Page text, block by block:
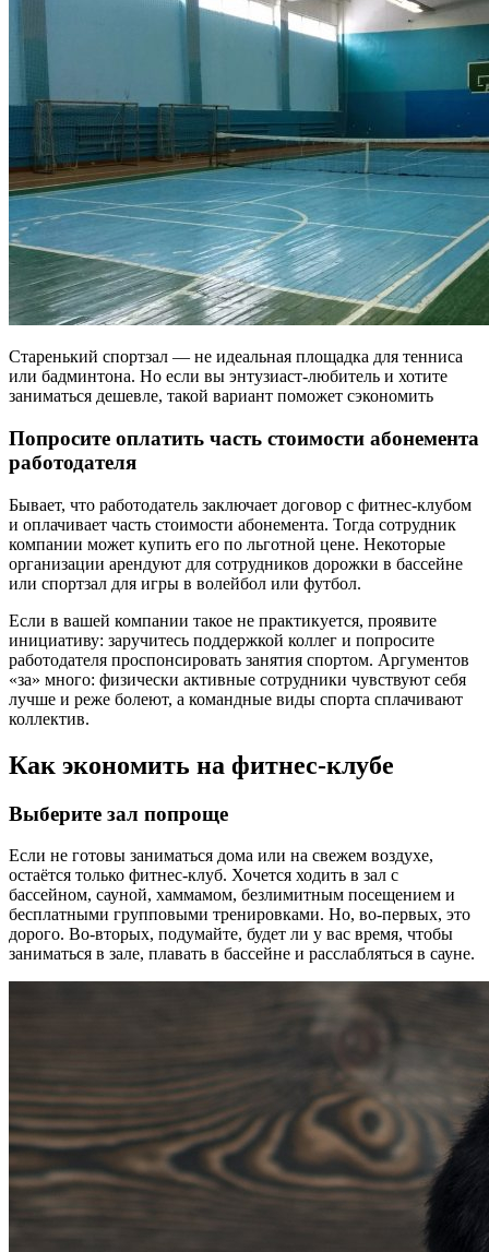
Старенький спортзал — не идеальная площадка для тенниса
или бадминтона. Но если вы энтузиаст-любитель и хотите
заниматься дешевле, такой вариант поможет сэкономить
Попросите оплатить часть стоимости абонемента
работодателя
Бывает, что работодатель заключает договор с фитнес-клубом
и оплачивает часть стоимости абонемента. Тогда сотрудник
компании может купить его по льготной цене. Некоторые
организации арендуют для сотрудников дорожки в бассейне
или спортзал для игры в волейбол или футбол.
Если в вашей компании такое не практикуется, проявите
инициативу: заручитесь поддержкой коллег и попросите
работодателя проспонсировать занятия спортом. Аргументов
«за» много: физически активные сотрудники чувствуют себя
лучше и реже болеют, а командные виды спорта сплачивают
коллектив.
Как экономить на фитнес-клубе
Выберите зал попроще
Если не готовы заниматься дома или на свежем воздухе,
остаётся только фитнес-клуб. Хочется ходить в зал с
бассейном, сауной, хаммамом, безлимитным посещением и
бесплатными групповыми тренировками. Но, во-первых, это
дорого. Во-вторых, подумайте, будет ли у вас время, чтобы
заниматься в зале, плавать в бассейне и расслабляться в сауне.